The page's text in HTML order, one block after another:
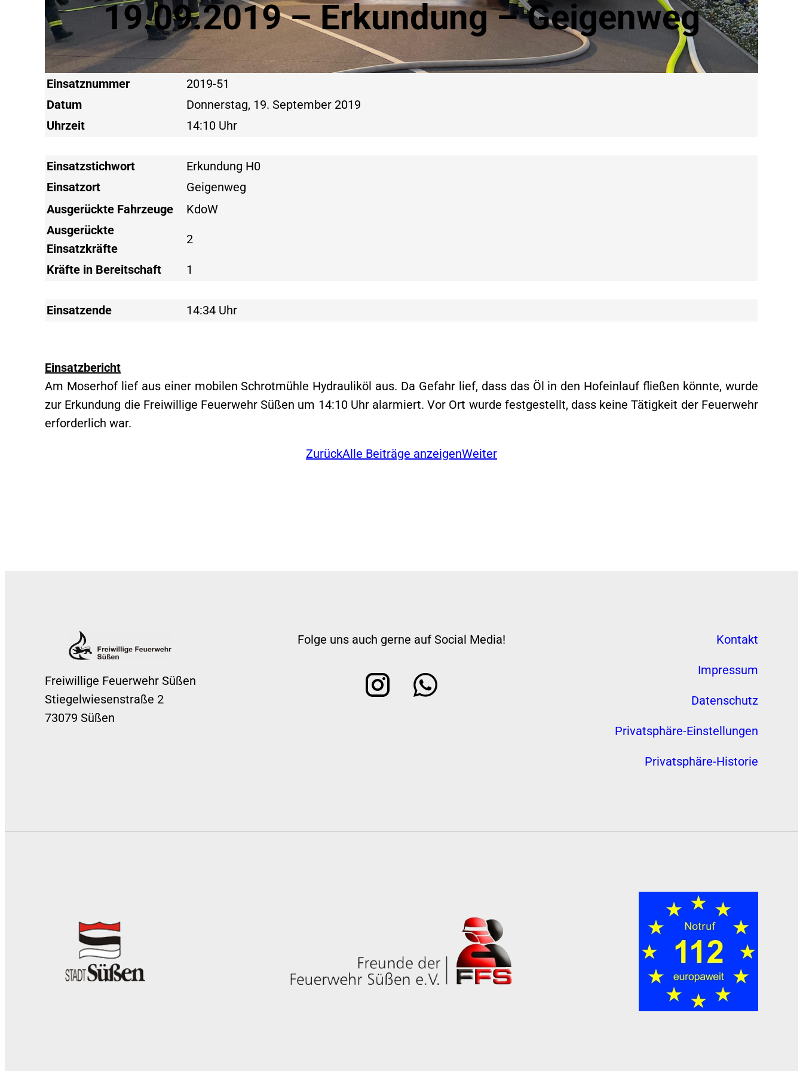
19.09.2019 – Erkundung – Geigenweg
Einsatznummer
2019-51
Datum
Donnerstag, 19. September 2019
Uhrzeit
14:10 Uhr
Einsatzstichwort
Erkundung H0
Einsatzort
Geigenweg
Ausgerückte Fahrzeuge
KdoW
Ausgerückte
Einsatzkräfte
2
Kräfte in Bereitschaft 1
Einsatzende 14:34 Uhr
Einsatzbericht
Am Moserhof lief aus einer mobilen Schrotmühle Hydrauliköl aus. Da Gefahr lief, dass das Öl in den Hofeinlauf fließen könnte, wurde
zur Erkundung die Freiwillige Feuerwehr Süßen um 14:10 Uhr alarmiert. Vor Ort wurde festgestellt, dass keine Tätigkeit der Feuerwehr
erforderlich war.
ZurückAlle Beiträge anzeigenWeiter
Freiwillige Feuerwehr Süßen
Stiegelwiesenstraße 2
73079 Süßen
Folge uns auch gerne auf Social Media! Kontakt
Impressum
Datenschutz
Privatsphäre-Einstellungen
Privatsphäre-Historie